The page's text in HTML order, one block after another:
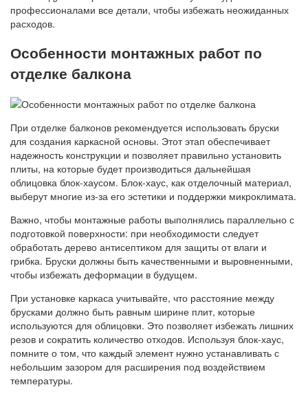
профессионалами все детали, чтобы избежать неожиданных
расходов.
Особенности монтажных работ по
отделке балкона
При отделке балконов рекомендуется использовать бруски
для создания каркасной основы. Этот этап обеспечивает
надежность конструкции и позволяет правильно установить
плиты, на которые будет производиться дальнейшая
облицовка блок-хаусом. Блок-хаус, как отделочный материал,
выберут многие из-за его эстетики и поддержки микроклимата.
Важно, чтобы монтажные работы выполнялись параллельно с
подготовкой поверхности: при необходимости следует
обработать дерево антисептиком для защиты от влаги и
грибка. Бруски должны быть качественными и выровненными,
чтобы избежать деформации в будущем.
При установке каркаса учитывайте, что расстояние между
брусками должно быть равным ширине плит, которые
используются для облицовки. Это позволяет избежать лишних
резов и сократить количество отходов. Используя блок-хаус,
помните о том, что каждый элемент нужно устанавливать с
небольшим зазором для расширения под воздействием
температуры.